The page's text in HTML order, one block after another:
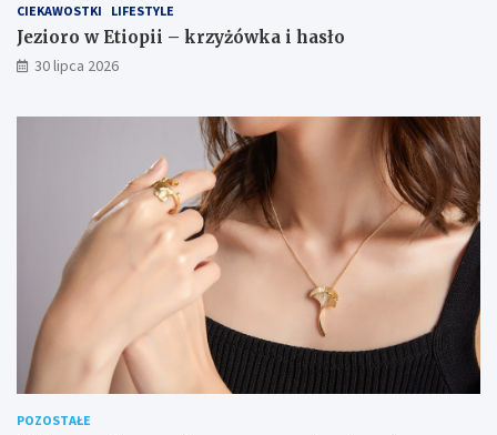
CIEKAWOSTKI LIFESTYLE
Jezioro w Etiopii – krzyżówka i hasło
30 lipca 2026
POZOSTAŁE